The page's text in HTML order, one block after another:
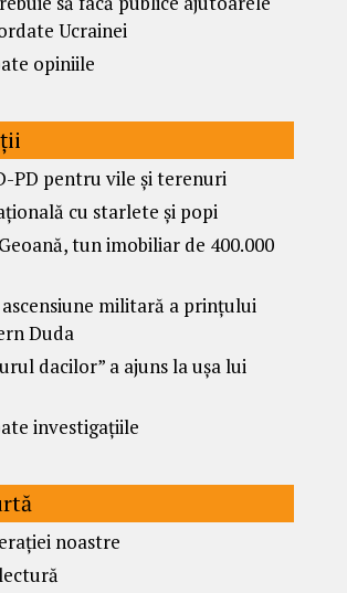
Ucrainei
opiniile
PD pentru vile și terenuri
cu starlete și popi
tun imobiliar de 400.000
militară a prințului
Duda
dacilor” a ajuns la ușa lui
investigațiile
noastre